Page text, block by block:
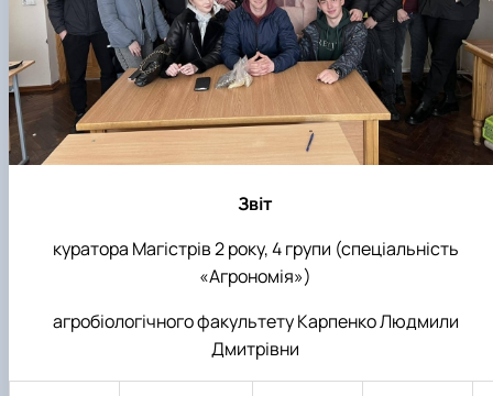
Підручники, навчальні посібники та
рекомендації для ОС "Бакалавр"
Наукові публікації студентів
Меморандуми, договори про співпрацю
Звіт
куратора Магістрів 2 року, 4 групи (спеціальність
«Агрономія»)
агробіологічного факультету Карпенко Людмили
Дмитрівни